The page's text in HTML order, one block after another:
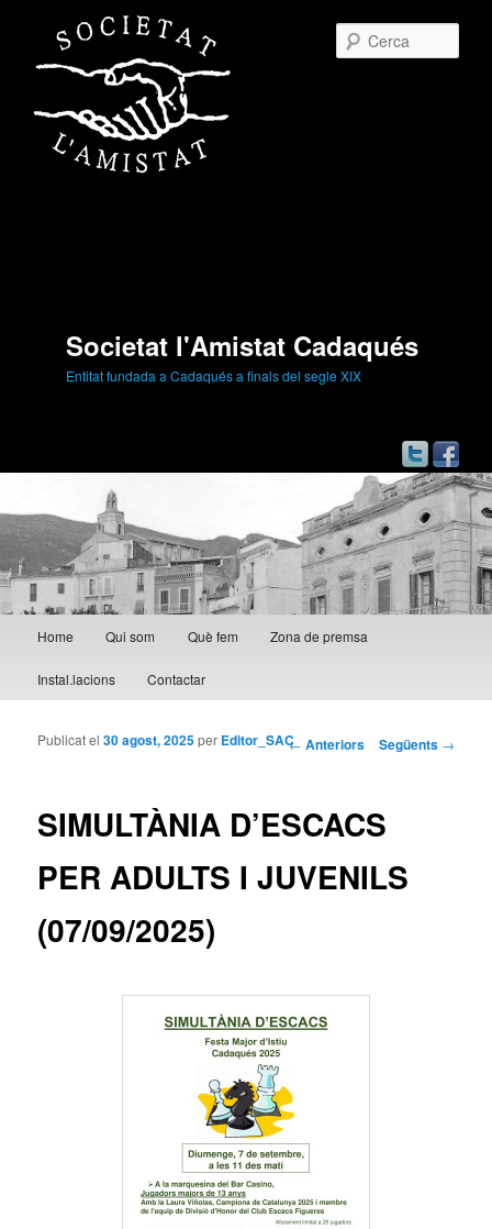
Societat l'Amistat Cadaqués
Entitat fundada a Cadaqués a finals del segle XIX
Aneu al contingut principal
Aneu al contingut secundari
Home Qui som Què fem Zona de premsa
Instal.lacions Contactar
Navegació per les
← Anteriors Següents →
SIMULTÀNIA D’ESCACS
PER ADULTS I JUVENILS
(07/09/2025)
Publicat el30 agost, 2025per Editor_SAC